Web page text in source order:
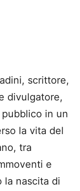
scrittore,
divulgatore,
pubblico in un
la vita del
tra
e
la nascita di